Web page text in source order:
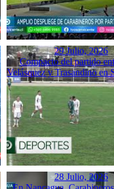
29 Julio, 2026
Compacto del partido
Velásquez y Trasandino en
28 Julio, 2026